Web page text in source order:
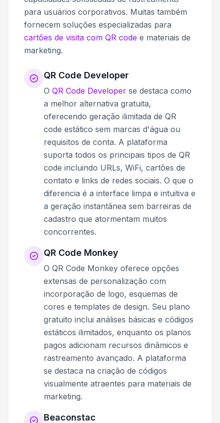
para usuários corporativos. Muitas também
fornecem soluções especializadas para
cartões de visita com QR code e materiais de
marketing.
QR Code Developer
O QR Code Developer se destaca como
a melhor alternativa gratuita,
oferecendo geração ilimitada de QR
code estático sem marcas d'água ou
requisitos de conta. A plataforma
suporta todos os principais tipos de QR
code incluindo URLs, WiFi, cartões de
contato e links de redes sociais. O que o
diferencia é a interface limpa e intuitiva e
a geração instantânea sem barreiras de
cadastro que atormentam muitos
concorrentes.
QR Code Monkey
O QR Code Monkey oferece opções
extensas de personalização com
incorporação de logo, esquemas de
cores e templates de design. Seu plano
gratuito inclui análises básicas e códigos
estáticos ilimitados, enquanto os planos
pagos adicionam recursos dinâmicos e
rastreamento avançado. A plataforma
se destaca na criação de códigos
visualmente atraentes para materiais de
marketing.
Beaconstac